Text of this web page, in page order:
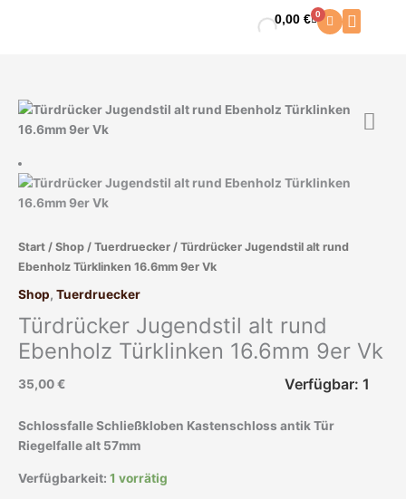
0,00€ 0
Warenkorb
Start / Shop / Tuerdruecker / Türdrücker Jugendstil alt rund
Ebenholz Türklinken 16.6mm 9er Vk
Shop, Tuerdruecker
Türdrücker Jugendstil alt rund
Ebenholz Türklinken 16.6mm 9er Vk
35,00€ Verfügbar: 1
Schlossfalle Schließkloben Kastenschloss antik Tür
Riegelfalle alt 57mm
Verfügbarkeit: 1 vorrätig
Türdrücker
Jugendstil
rund
Ebenholz
Türklinken
9er
Vk
Menge